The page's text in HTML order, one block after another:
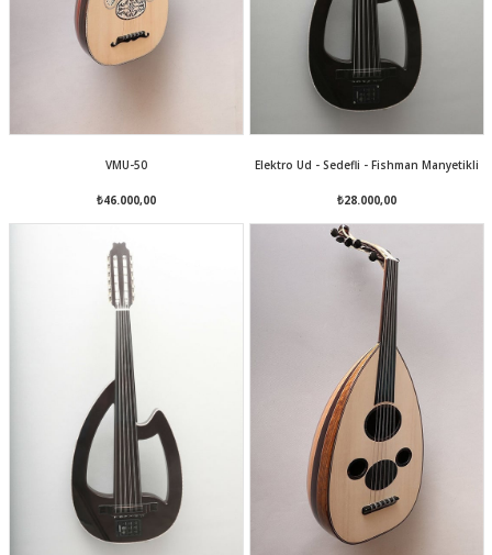
VMU-50
₺46.000,00
Elektro Ud - Sedefli - Fishman Manyetikli
₺28.000,00